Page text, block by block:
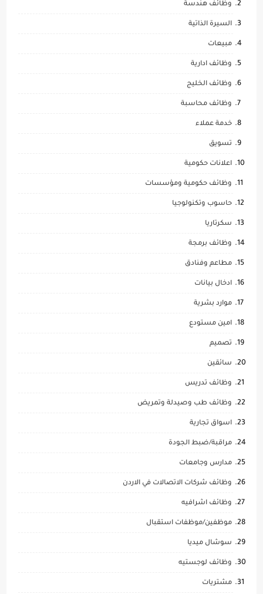
وظائف هندسة
السيرة الذاتية
مبيعات
وظائف ادارية
وظائف الخليج
وظائف محاسبة
خدمة عملاء
تسويق
اعلانات حكومية
وظائف حكومية ومؤسسات
حاسوب وتكنولوجيا
سكرتاريا
وظائف برمجة
مطاعم وفنادق
ادخال بيانات
موارد بشرية
امين مستودع
تصميم
سائقين
وظائف تدريس
وظائف طب وصيدلة وتمريض
اسواق تجارية
مراقبة/ضبط الجودة
مدارس وجامعات
وظائف شركات الاتصالات في الاردن
وظائف اشرافيه
موظفين/موظفات استقبال
سوشال ميديا
وظائف لوجستيه
مشتريات